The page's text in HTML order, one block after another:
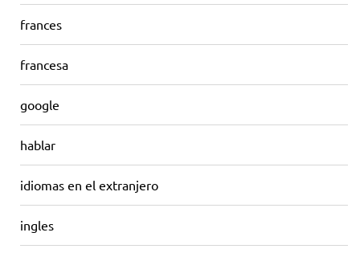
frances
francesa
google
hablar
idiomas en el extranjero
ingles